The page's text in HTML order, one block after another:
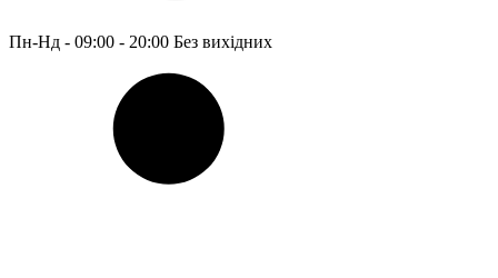
Пн-Нд - 09:00 - 20:00 Без вихідних